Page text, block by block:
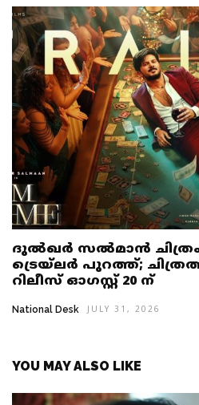
ദുൽഖർ സൽമാൻ
ട്രെയ്‌ലർ പുറത്ത്;
റിലീസ് ഓഗസ്റ്റ് 20 ന്
National Desk JULY 31, 2026
YOU MAY ALSO LIKE